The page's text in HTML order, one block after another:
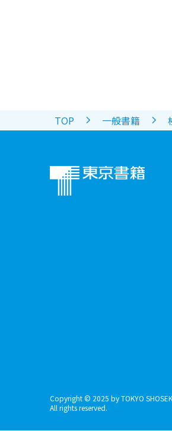
TOP 一般書籍
Copyright © 2025 by TOKYO
All rights reserved.